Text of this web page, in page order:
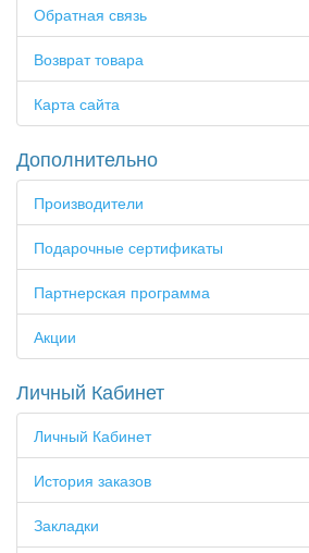
Обратная связь
Возврат товара
Карта сайта
Дополнительно
Производители
Подарочные сертификаты
Партнерская программа
Акции
Личный Кабинет
Личный Кабинет
История заказов
Закладки